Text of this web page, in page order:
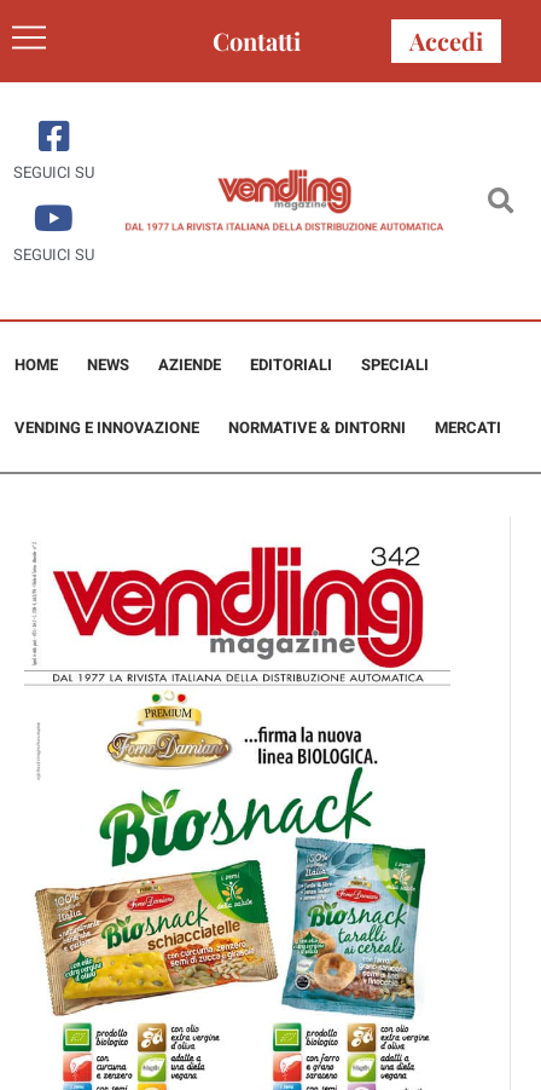
Contatti Accedi
SEGUICI SU
SEGUICI SU
HOME NEWS AZIENDE EDITORIALI SPECIALI
VENDING E INNOVAZIONE NORMATIVE & DINTORNI MERCATI